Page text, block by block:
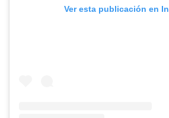
Ver esta publicación en